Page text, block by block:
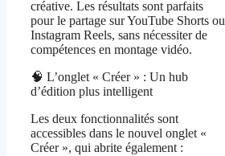
créative. Les résultats sont parfaits
pour le partage sur YouTube Shorts ou
Instagram Reels, sans nécessiter de
compétences en montage vidéo.
🧠 L’onglet « Créer » : Un hub
d’édition plus intelligent
Les deux fonctionnalités sont
accessibles dans le nouvel onglet «
Créer », qui abrite également :